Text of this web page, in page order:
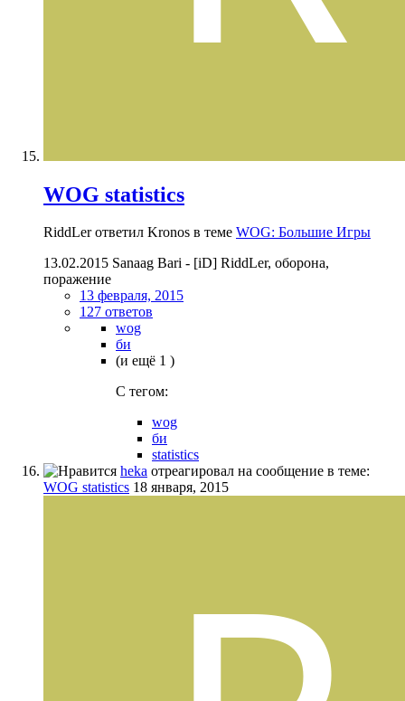
WOG statistics
RiddLer ответил Kronos в теме WOG: Большие Игры
13.02.2015 Sanaag Bari - [iD] RiddLer, оборона,
поражение
13 февраля, 2015
127 ответов
wog
би
(и ещё 1 )
C тегом:
wog
би
statistics
heka отреагировал на сообщение в теме:
WOG statistics 18 января, 2015